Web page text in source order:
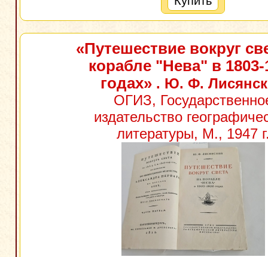
«Путешествие вокруг
корабле "Нева" в 1803-
годах» . Ю. Ф.
ОГИЗ,
издательство
литературы, М., 1947